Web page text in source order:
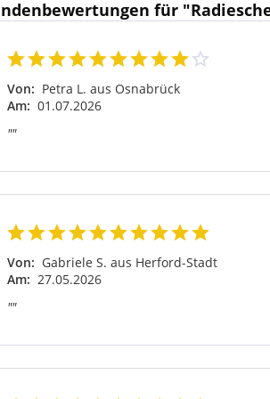
für
Von: Petra L. aus Osnabrück
Am: 01.07.2026
""
Von: Gabriele S. aus Herford-Stadt
Am: 27.05.2026
""